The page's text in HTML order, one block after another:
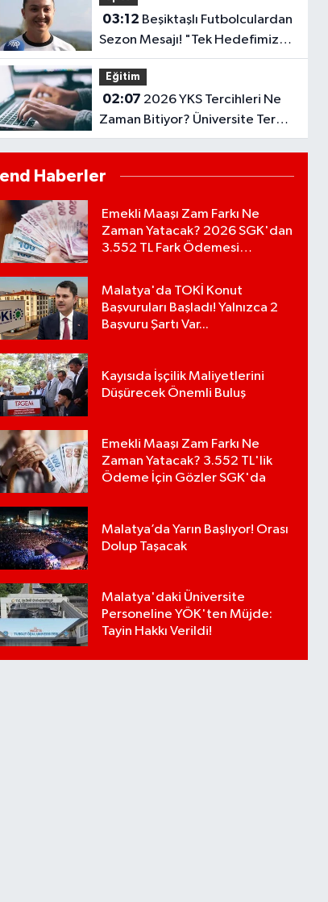
03:12
Sezon Mesajı! "Tek Hedefimiz
Şampiyonluk"
Eğitim
02:07
Zaman Bitiyor? Üniversite Tercih
Sonuçları Açıklandı Mı?
Haberler
Emekli Maaşı Zam Farkı Ne
Zaman Yatacak? 2026 SGK'dan
3.552 TL Fark Ödemesi
Malatya'da TOKİ Konut
Başvuruları Başladı! Yalnızca 2
Başvuru Şartı Var...
Kayısıda İşçilik Maliyetlerini
Düşürecek Önemli Buluş
Emekli Maaşı Zam Farkı Ne
Zaman Yatacak? 3.552 TL'lik
Ödeme İçin Gözler SGK'da
Malatya’da Yarın Başlıyor! Orası
Dolup Taşacak
Malatya'daki Üniversite
Personeline YÖK'ten Müjde:
Tayin Hakkı Verildi!